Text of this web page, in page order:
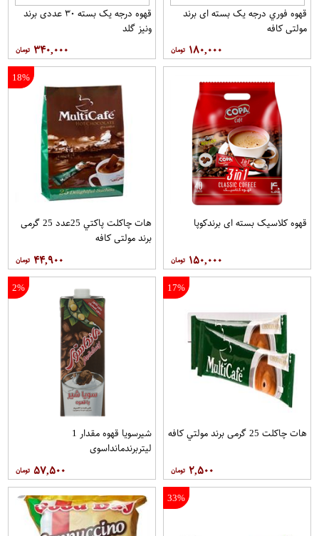
قهوه فوري درجه یک بسته ای برند
مولتي کافه
۱۸۰,۰۰۰
قهوه درجه یک بسته ۳۰ عددی برند
ونيز گلد
۳۴۰,۰۰۰
قهوه کلاسيک بسته ای برندکوپا
۱۵۰,۰۰۰
18%
هات چاکلت پاکتي 25عدد 25 گرمی
برند مولتي کافه
۴۴,۹۰۰
17%
هات چاکلت 25 گرمی برند مولتي کافه
۲,۵۰۰
2%
شیرسویا قهوه مقدار 1
لیتربرندمانداسوی
۵۷,۵۰۰
33%